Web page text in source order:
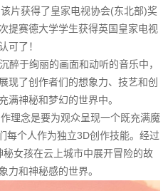
片获得了皇家电视协会(东北部)奖
提赛德大学学生获得英国皇家电视
可了！
醉于绚丽的画面和动听的音乐中，
现了创作者们的想象力、技艺和创
满神秘和梦幻的世界中。
理念是要为观众呈现一个既充满魔
每个人作为独立3D创作技能。经过
女孩在云上城市中展开冒险的故
力和神秘感的世界。